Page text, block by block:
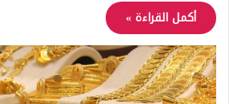
أكمل القراءة »